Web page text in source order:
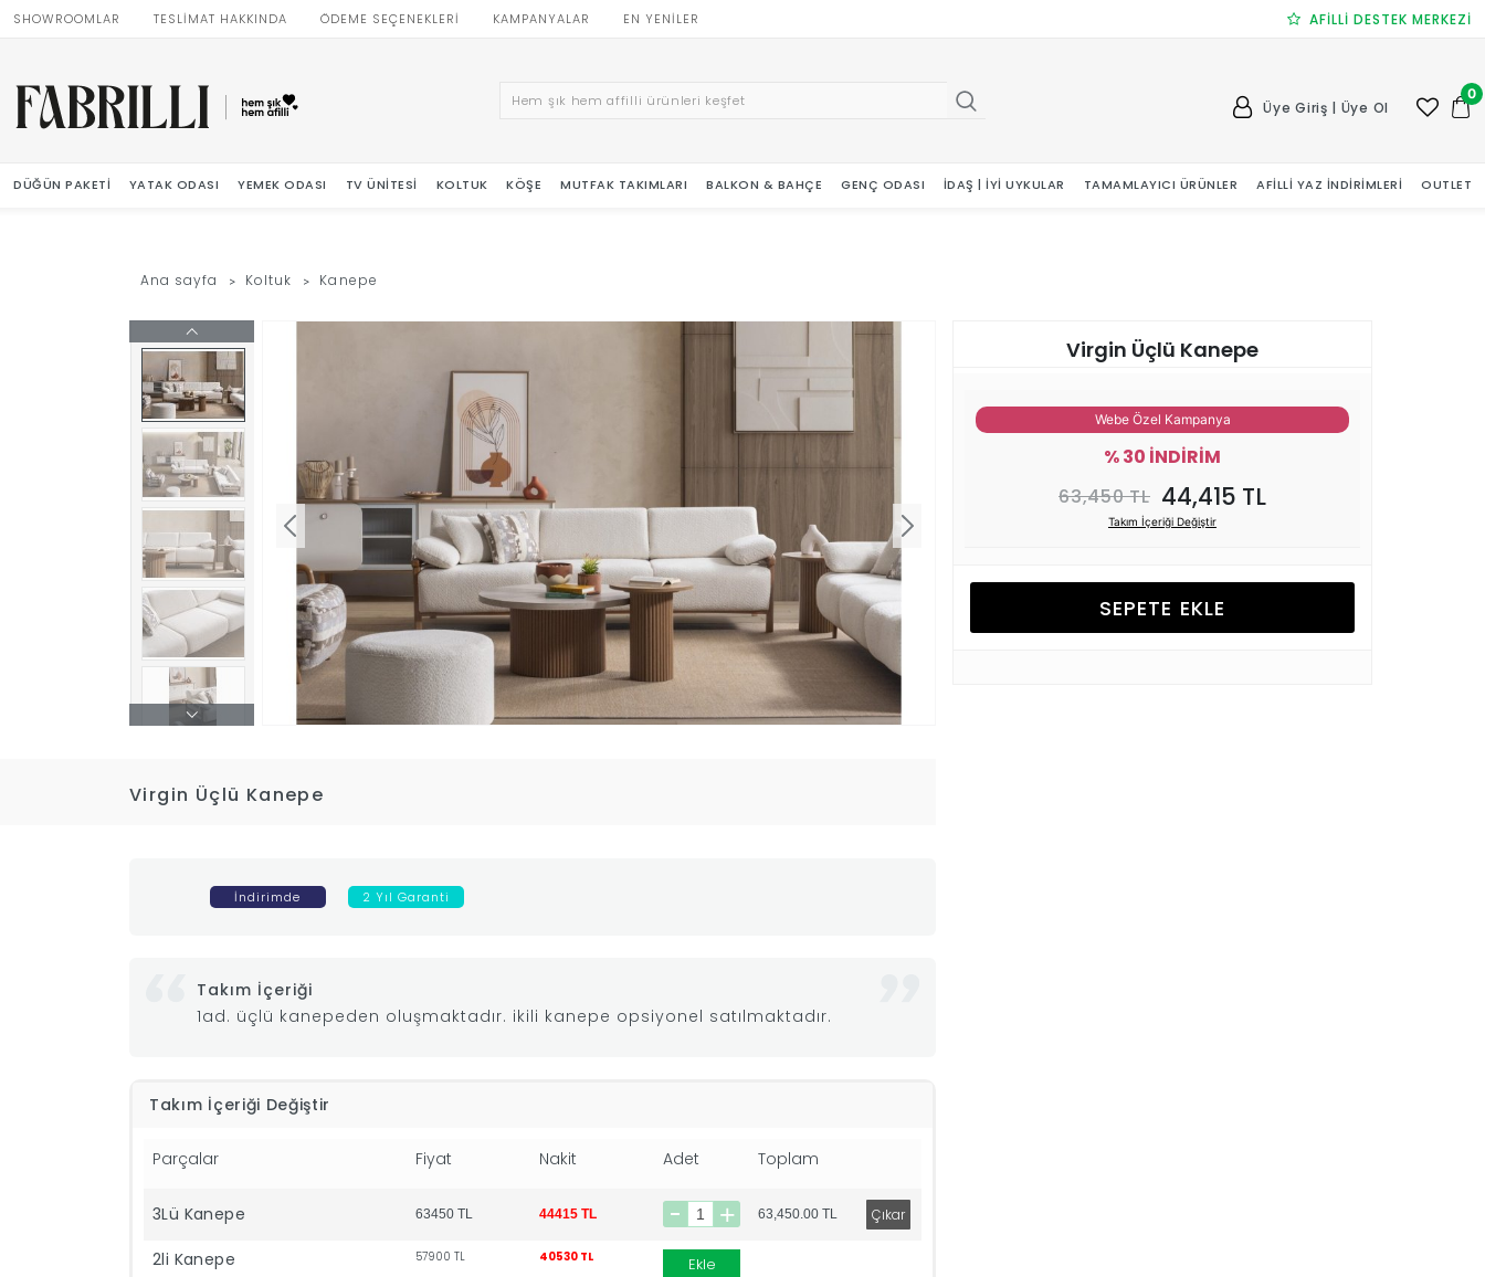
SHOWROOMLAR TESLİMAT HAKKINDA ÖDEME SEÇENEKLERİ KAMPANYALAR EN YENILER AFİLLİ DESTEK MERKEZİ
Üye Giriş | Üye Ol
0
DÜĞÜN PAKETI YATAK ODASI YEMEK ODASI TV ÜNITESI KOLTUK KÖŞE MUTFAK TAKIMLARI BALKON & BAHÇE GENÇ ODASI İDAŞ | İYI UYKULAR TAMAMLAYICI ÜRÜNLER AFILLI YAZ İNDIRIMLERI OUTLET
Ana sayfa Koltuk Kanepe
Virgin Üçlü Kanepe
İndirimde 2 Yıl Garanti
Takım İçeriği
1ad. üçlü kanepeden oluşmaktadır. ikili kanepe opsiyonel satılmaktadır.
Takım İçeriği Değiştir
Parçalar Fiyat Nakit Adet Toplam
3Lü Kanepe 63450 TL 44415 TL 63,450.00 TL
2li Kanepe 57900 TL 40530 TL Ekle
Virgin Üçlü Kanepe
Webe Özel Kampanya
% 30 İNDİRİM
63,450 TL 44,415 TL
Takım İçeriği Değiştir
SEPETE EKLE